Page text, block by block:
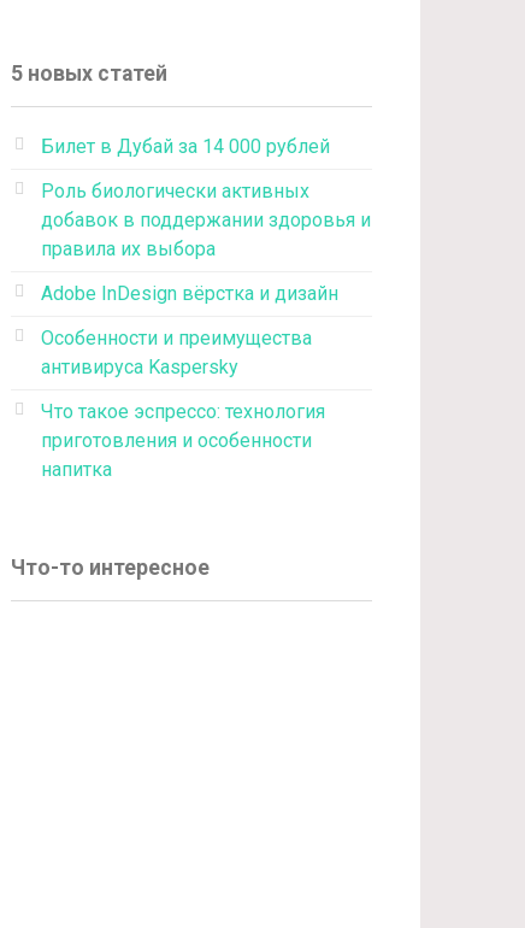
5 новых статей
Билет в Дубай за 14 000 рублей
Роль биологически активных
добавок в поддержании здоровья и
правила их выбора
Adobe InDesign вёрстка и дизайн
Особенности и преимущества
антивируса Kaspersky
Что такое эспрессо: технология
приготовления и особенности
напитка
Что-то интересное